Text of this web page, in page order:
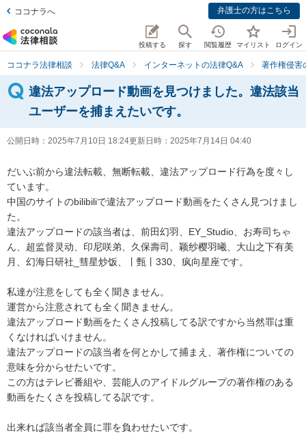
ココナラへ 弁護士の方はこちら
投稿する 探す 閲覧履歴 マイリスト ログイン
ココナラ法律相談 法律Q&A インターネットの法律Q&A 著作権侵害
違法アップロード動画を見つけました。違法該当
ユーザーを捕まえたいです。
公開日時： 2025年7月10日 18:24更新日時： 2025年7月14日 04:40
だいぶ前から違法転載、無断転載、違法アップロード行為を度々し
ています。
中国のサイトのbilibiliで違法アップロード動画をたくさん見つけまし
た。
違法アップロードの該当者は、前田幻羽、EY_Studio、お寿司ちゃ
ん、超监督灵动、印尼咲弟、久保壽司、颖纱樱羽曦、大山之下有美
月、幻海日研社_彗星炒饭、丨甄丨330、疯向星座です。
私達が注意をしても全く聞きません。
運営から注意されても全く聞きません。
違法アップロード動画をたくさん投稿してる訳ですから当然罪は重
くなければいけません。
違法アップロードの該当者を何とかして捕まえ、著作権についての
意味を分からせたいです。
この方はテレビ番組や、芸能人のアイドルグループの著作権のある
動画をたくさを投稿してる訳です。
出来れば該当者全員に罪を負わせたいです。